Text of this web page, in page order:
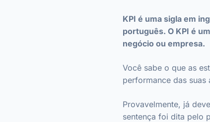
KPI é uma sigla em
português. O KPI é
negócio ou empresa.
Você sabe o que as
performance das suas
Provavelmente, já
sentença foi dita pelo